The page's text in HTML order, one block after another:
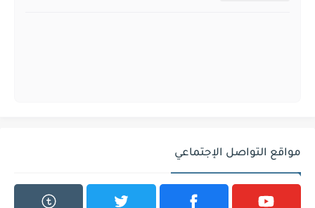
مواقع التواصل الإجتماعي